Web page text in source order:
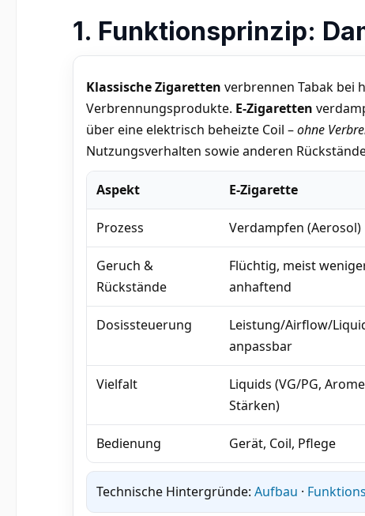
1. Funktionsprinzip:
Klassische Zigaretten verbrennen Tabak bei
Verbrennungsprodukte. E-Zigaretten
über eine elektrisch beheizte Coil –ohne
Nutzungsverhalten sowie anderen
Aspekt E-Zigarette
Prozess Verdampfen (Aerosol)
Geruch &
Rückstände
Flüchtig, meist
anhaftend
Dosissteuerung
Leistung/Airflow/
anpassbar
Vielfalt
Liquids (VG/PG,
Stärken)
Bedienung Gerät, Coil, Pflege
Technische Hintergründe: Aufbau ·